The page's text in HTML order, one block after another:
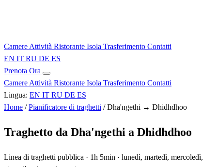
Camere Attività Ristorante Isola Trasferimento Contatti
EN IT RU DE ES
Prenota Ora
Camere Attività Ristorante Isola Trasferimento Contatti
Lingua: EN IT RU DE ES
Home / Pianificatore di traghetti / Dha'ngethi → Dhidhdhoo
Traghetto da Dha'ngethi a Dhidhdhoo
Linea di traghetti pubblica · 1h 5min · lunedì, martedì, mercoledì,